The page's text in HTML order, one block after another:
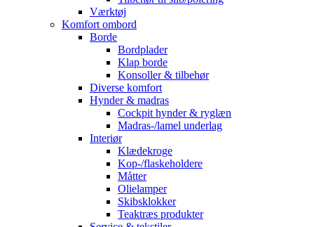
Værktøj
Komfort ombord
Borde
Bordplader
Klap borde
Konsoller & tilbehør
Diverse komfort
Hynder & madras
Cockpit hynder & ryglæn
Madras-/lamel underlag
Interiør
Klædekroge
Kop-/flaskeholdere
Måtter
Olielamper
Skibsklokker
Teaktræs produkter